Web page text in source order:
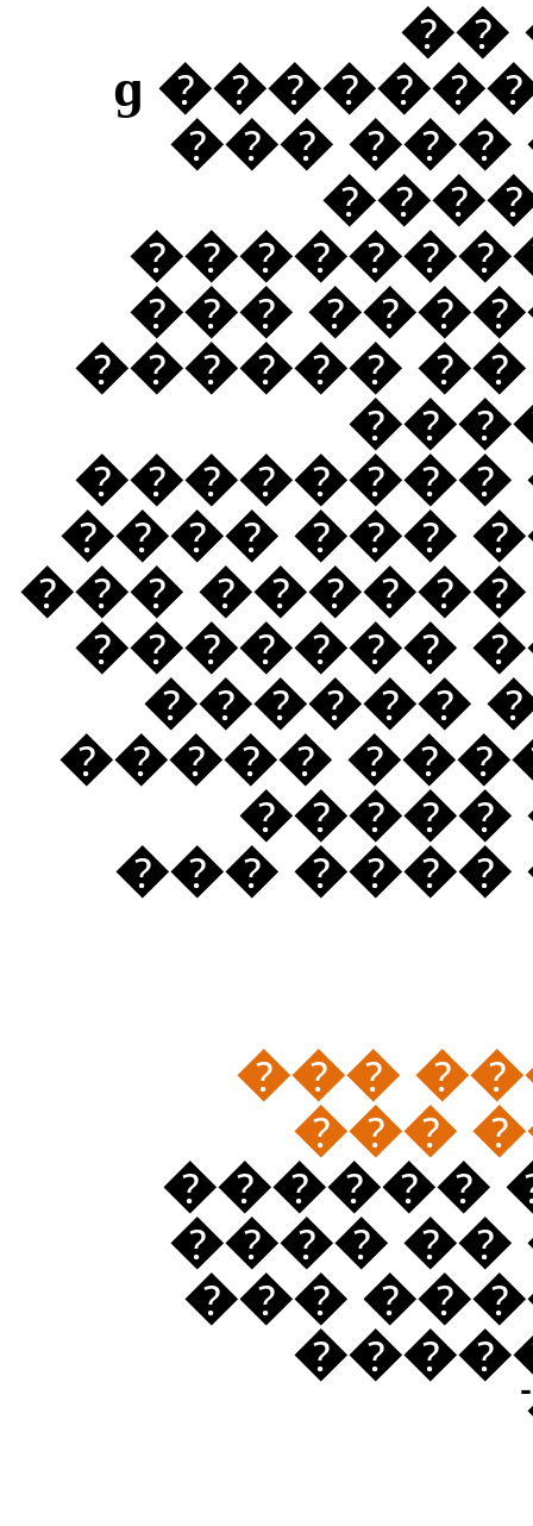
������� ������ɡ �����
��� ���
���
������
��������
���� ���
���
�������
������
�������� ������ɡ �����
���
������
���
�� ��
����
���
���